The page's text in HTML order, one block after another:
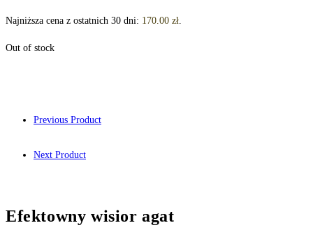
Najniższa cena z ostatnich 30 dni: 170.00 zł.
Out of stock
Previous Product
Next Product
Efektowny wisior agat